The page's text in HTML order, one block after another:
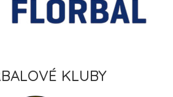
KLUBY